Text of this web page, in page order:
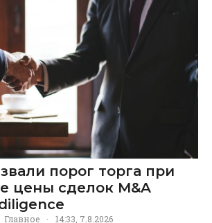
порог торга при
цены сделок M&A
Главное · 14:33, 7.8.2026